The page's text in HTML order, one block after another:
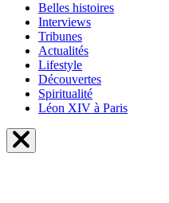
Belles histoires
Interviews
Tribunes
Actualités
Lifestyle
Découvertes
Spiritualité
Léon XIV à Paris